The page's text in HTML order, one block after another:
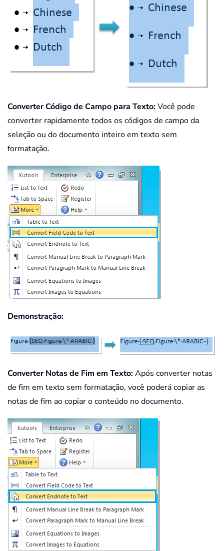
Converter Código de Campo para Texto:Você pode
converter rapidamente todos os códigos de campo da
seleção ou do documento inteiro em texto sem
formatação.
Demonstração:
Converter Notas de Fim em Texto:Após converter notas
de fim em texto sem formatação, você poderá copiar as
notas de fim ao copiar o conteúdo no documento.